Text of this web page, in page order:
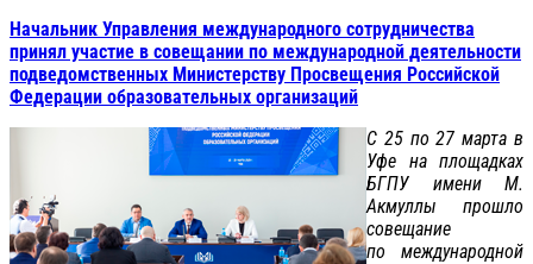
Начальник Управления международного сотрудничества
принял участие в совещании по международной деятельности
подведомственных Министерству Просвещения Российской
Федерации образовательных организаций
С 25 по 27 марта в
Уфе на площадках
БГПУ имени М.
Акмуллы прошло
совещание
по международной